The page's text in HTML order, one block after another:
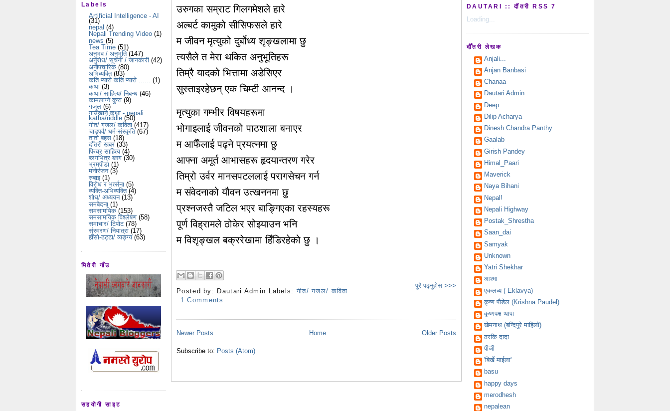
Labels
Artificial Intelligence - AI
(31)
nepal (4)
Nepali Trending Video (1)
news (5)
Tea Time (51)
अनुभव / अनुभूति (147)
अनुरोध/ सूचना / जानकारी (42)
अनौपचारिक (80)
अभिव्यक्ति (83)
कति प्यारो कति प्यारो ...... (1)
कथा (3)
कथा/ साहित्य/ निबन्ध (46)
कामलाग्ने कुरा (9)
गजल (6)
गाउँखाने कथा - nepali
katha/riddle (50)
गीत/ गजल/ कविता (417)
चाडपर्व/ धर्म-संस्कृति (67)
तातो बहस (18)
दौँतरी खबर (33)
फिचर साहित्य (4)
ब्लगभित्र ब्लग (30)
भ्रमपीडा (1)
मनोरंजन (3)
रुबाइ (1)
विरोध र भर्त्सना (5)
व्यक्ति-अभिव्यक्ति (4)
शोध/ अध्ययन (13)
समबेदना (1)
समसामयिक (153)
समसामयिक विश्लेषण (58)
समाचार/ टिपोट (78)
संस्मरण/ नियात्रा (17)
हाँसो-ठट्टा/ व्यङ्ग्य (63)
मितेरी गाँउ
सहयोगी साइट
उरुगका सम्राट गिलगमेशले हारे
अल्बर्ट कामुको सीसिफसले हारे
म जीवन मृत्युको दुर्बोध्य शृङ्खलामा छु
त्यसैले त मेरा थकित अनुभूतिहरू
तिम्रै यादको भित्तामा अडेसिएर
सुस्ताइरहेछन् एक चिम्टी आनन्द ।
मृत्युका गम्भीर विषयहरूमा
भोगाइलाई जीवनको पाठशाला बनाएर
म आफैँलाई पढ्ने प्रयत्नमा छु
आफ्ना अमूर्त आभासहरू हृदयान्तरण गरेर
तिम्रो उर्वर मानसपटललाई परागसेचन गर्न
म संवेदनाको यौवन उत्खननमा छु
प्रश्नजस्तै जटिल भएर बाङ्गिएका रहस्यहरू
पूर्ण विह्रामले ठोकेर सोझ्याउन भनि
म विशृङ्खल बक्ररेखामा हिँडिरहेको छु ।
पुरै पढ्नुहोस >>>
Posted by: Dautari Admin Labels:गीत/ गजल/ कविता
1 Comments
Newer Posts Older Posts
Home
Subscribe to: Posts (Atom)
DAUTARI :: दौंतरी RSS 7
Loading...
दौँतरी लेखक
Anjali...
Anjan Banbasi
Chanaa
Dautari Admin
Deep
Dilip Acharya
Dinesh Chandra Panthy
Gaalab
Girish Pandey
Himal_Paari
Maverick
Naya Bihani
Nepal!
Nepali Highway
Postak_Shrestha
Saan_dai
Samyak
Unknown
Yatri Shekhar
आश्मा
एकलव्य ( Eklavya)
कृष्ण पौडेल (Krishna Paudel)
कृष्णपक्ष थापा
खेमनाथ (बन्दिपुरे माहिलो)
ठरकि दादा
पीजी
'बिर्खे माईला'
basu
happy days
merodhesh
nepalean